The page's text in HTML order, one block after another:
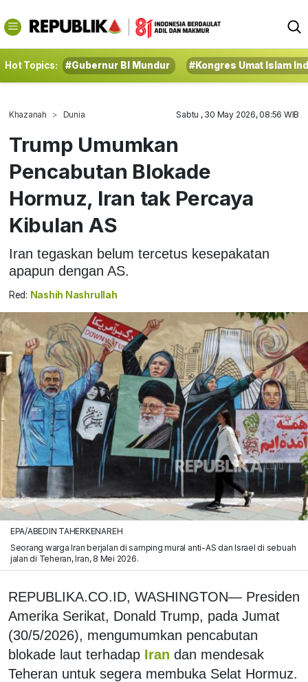
Hot Topics: #Gubernur BI Mundur #Kongres Umat Islam
Khazanah Dunia Sabtu , 30 May 2026, 08:56 WIB
Trump Umumkan
Pencabutan Blokade
Hormuz, Iran tak Percaya
Kibulan AS
Iran tegaskan belum tercetus kesepakatan
apapun dengan AS.
Red: Nashih Nashrullah
EPA/ABEDIN TAHERKENAREH
Seorang warga Iran berjalan di samping mural anti-AS dan Israel di sebuah
jalan di Teheran, Iran, 8 Mei 2026.
REPUBLIKA.CO.ID, WASHINGTON— Presiden
Amerika Serikat, Donald Trump, pada Jumat
(30/5/2026), mengumumkan pencabutan
blokade laut terhadap Iran dan mendesak
Teheran untuk segera membuka Selat Hormuz.